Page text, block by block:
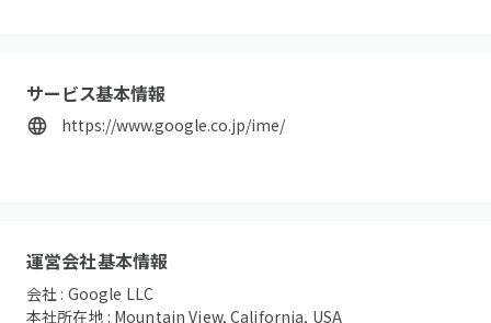
サービス基本情報
https://www.google.co.jp/ime/
運営会社基本情報
会社 : Google LLC
本社所在地 : Mountain View, California, USA